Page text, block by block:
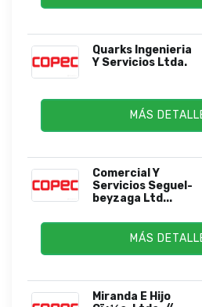
Quarks Ingenieria
Y Servicios Ltda.
MÁS
Comercial Y
Servicios Seguel-
beyzaga Ltd...
MÁS
Miranda E Hijo